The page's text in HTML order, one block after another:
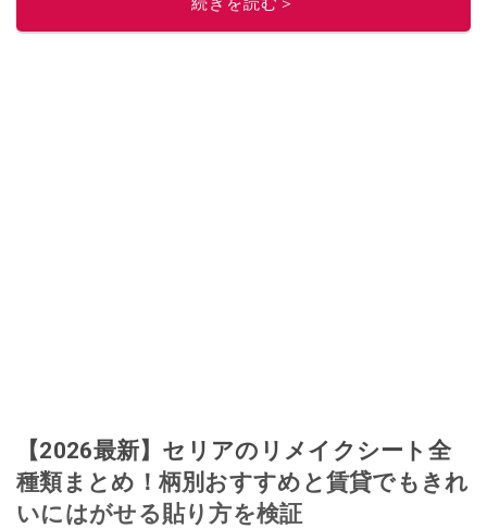
【2026最新】セリアのリメイクシート全
種類まとめ！柄別おすすめと賃貸でもきれ
いにはがせる貼り方を検証